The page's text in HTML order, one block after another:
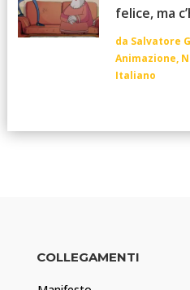
felice, ma
da Salvatore
Animazione,
Italiano
COLLEGAMENTI